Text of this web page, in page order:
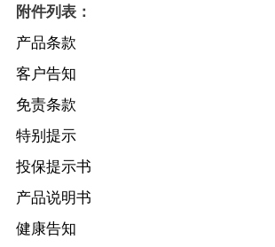
附件列表：
产品条款
客户告知
免责条款
特别提示
投保提示书
产品说明书
健康告知